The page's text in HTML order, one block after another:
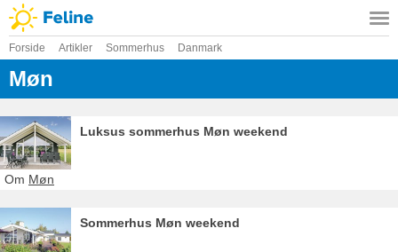
Forside Artikler Sommerhus Danmark
Møn
Luksus sommerhus Møn weekend
Om Møn
Sommerhus Møn weekend